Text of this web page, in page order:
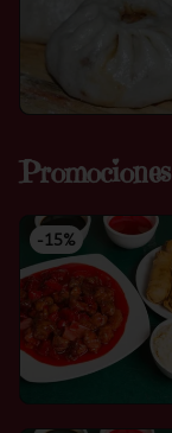
Promociones
-15%